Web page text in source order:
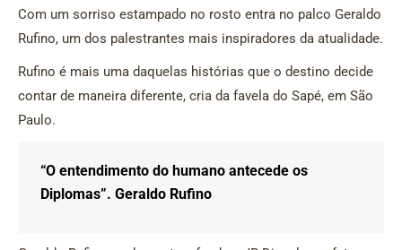
Com um sorriso estampado no rosto entra no palco Geraldo
Rufino, um dos palestrantes mais inspiradores da atualidade.
Rufino é mais uma daquelas histórias que o destino decide
contar de maneira diferente, cria da favela do Sapé, em São
Paulo.
“O entendimento do humano antecede os
Diplomas”. Geraldo Rufino